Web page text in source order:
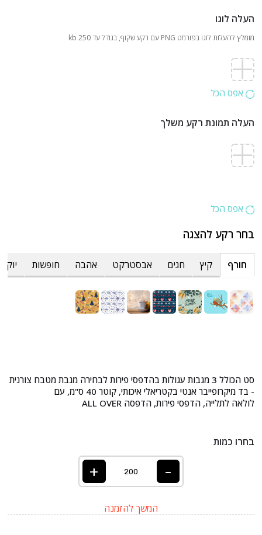
העלה לוגו
מומלץ להעלות לוגו בפורמט PNG עם רקע שקוף, בגודל עד 250 kb
אפס הכל
העלה תמונת רקע משלך
אפס הכל
בחר רקע להצגה
חורף קיץ חגים אבסטרקט אהבה חופשות
סט הכולל 3 מגבות עגולות בהדפסי פירות לבחירה מגבת מטבח צורנית
- בד מיקרופייבר אנטי בקטריאלי איכותי, קוטר 40 ס"מ, עם
לולאה לתלייה, הדפסי פירות, הדפסה ALL OVER
בחרו כמות
-
+
המשך להזמנה